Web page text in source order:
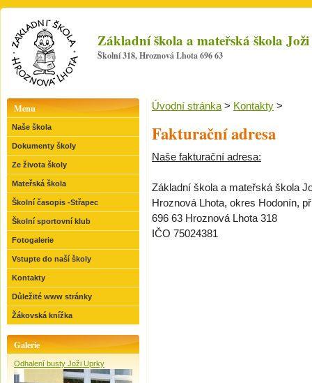
Základní škola a mateřská škola
Školní 318, Hroznová Lhota 696 63
Menu
Naše škola
Dokumenty školy
Ze života školy
Mateřská škola
Školní časopis -Střapec
Školní sportovní klub
Fotogalerie
Vstupte do naší školy
Kontakty
Důležité www stránky
Žákovská knížka
Galerie
Odhalení busty Joži Uprky
Úvodní stránka > Kontakty >
Fakturační adresa
Naše fakturační adresa:
Základní škola a mateřská škola
Hroznová Lhota, okres Hodonín,
696 63 Hroznová Lhota 318
IČO 75024381